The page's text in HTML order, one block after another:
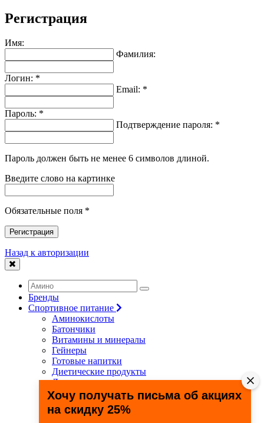
Регистрация
Имя:
Фамилия:
Логин: *
Email: *
Пароль: *
Подтверждение пароля: *
Пароль должен быть не менее 6 символов длиной.
Введите слово на картинке
Обязательные поля *
Регистрация
Назад к авторизации
Бренды
Спортивное питание
Аминокислоты
Батончики
Витамины и минералы
Гейнеры
Готовые напитки
Диетические продукты
Для связок и суставов
Жиросжигатели
Здоровье и долголетие
Креатин
Хочу получать письма об акциях
на скидку 25%